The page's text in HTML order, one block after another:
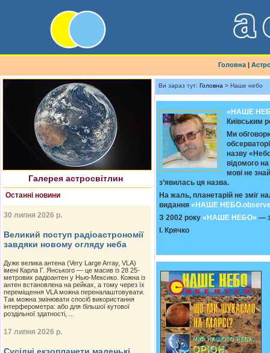
Головна|
Найновіше астрофото
Галерея астросвітлин
Останні новини
30 липня 2026 р.
Великий поступ радіоастрономії
завдяки новому огляду неба
Дуже велика антена (Very Large Array, VLA)
імені Карла Г. Янського — це масив із 28 25-
метрових радіоантен у Нью-Мексико. Кожна із
антен встановлена на рейках, а тому через їх
переміщення VLA можна переналаштовувати.
Так можна змінювати спосіб використання
інтерферометра: або для більшої кутової
роздільної здатності, ...
17 липня 2026 р.
Ви зараз тут: Головна > Наше небо
«НАШЕ
Київським
Ми
назву
відомого
мові не
з’явилась ця назва.
На жаль, планетарій не зміг
видання «НАШЕ
З 2002 року «НАШЕ НЕБО» —
І. Крячко